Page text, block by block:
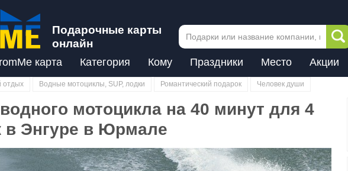
Подарочные карты
онлайн
карта Категория Кому Праздники Место Акции
отдых Водные мотоциклы, SUP, лодки Романтический подарок Человек души
мотоцикла на 40 минут для 4
в Энгуре в Юрмале